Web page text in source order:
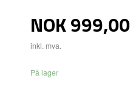
Pris
NOK999,00
inkl. mva.
På lager